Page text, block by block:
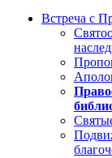
Встреча с